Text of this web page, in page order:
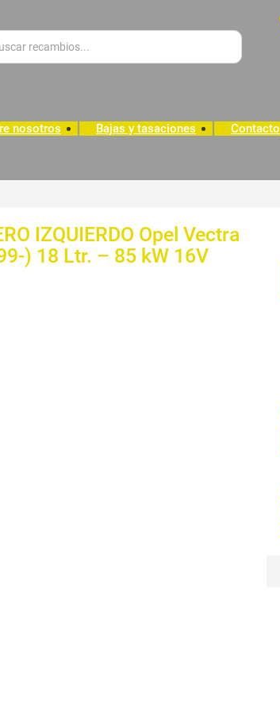
nosotros Bajas y tasaciones Contacto
IZQUIERDO Opel Vectra
) 18 Ltr. – 85 kW 16V